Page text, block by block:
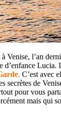
Venise, l’an
d’enfance Lucia.
. C’est avec
secrètes de
pour vous
mais qui